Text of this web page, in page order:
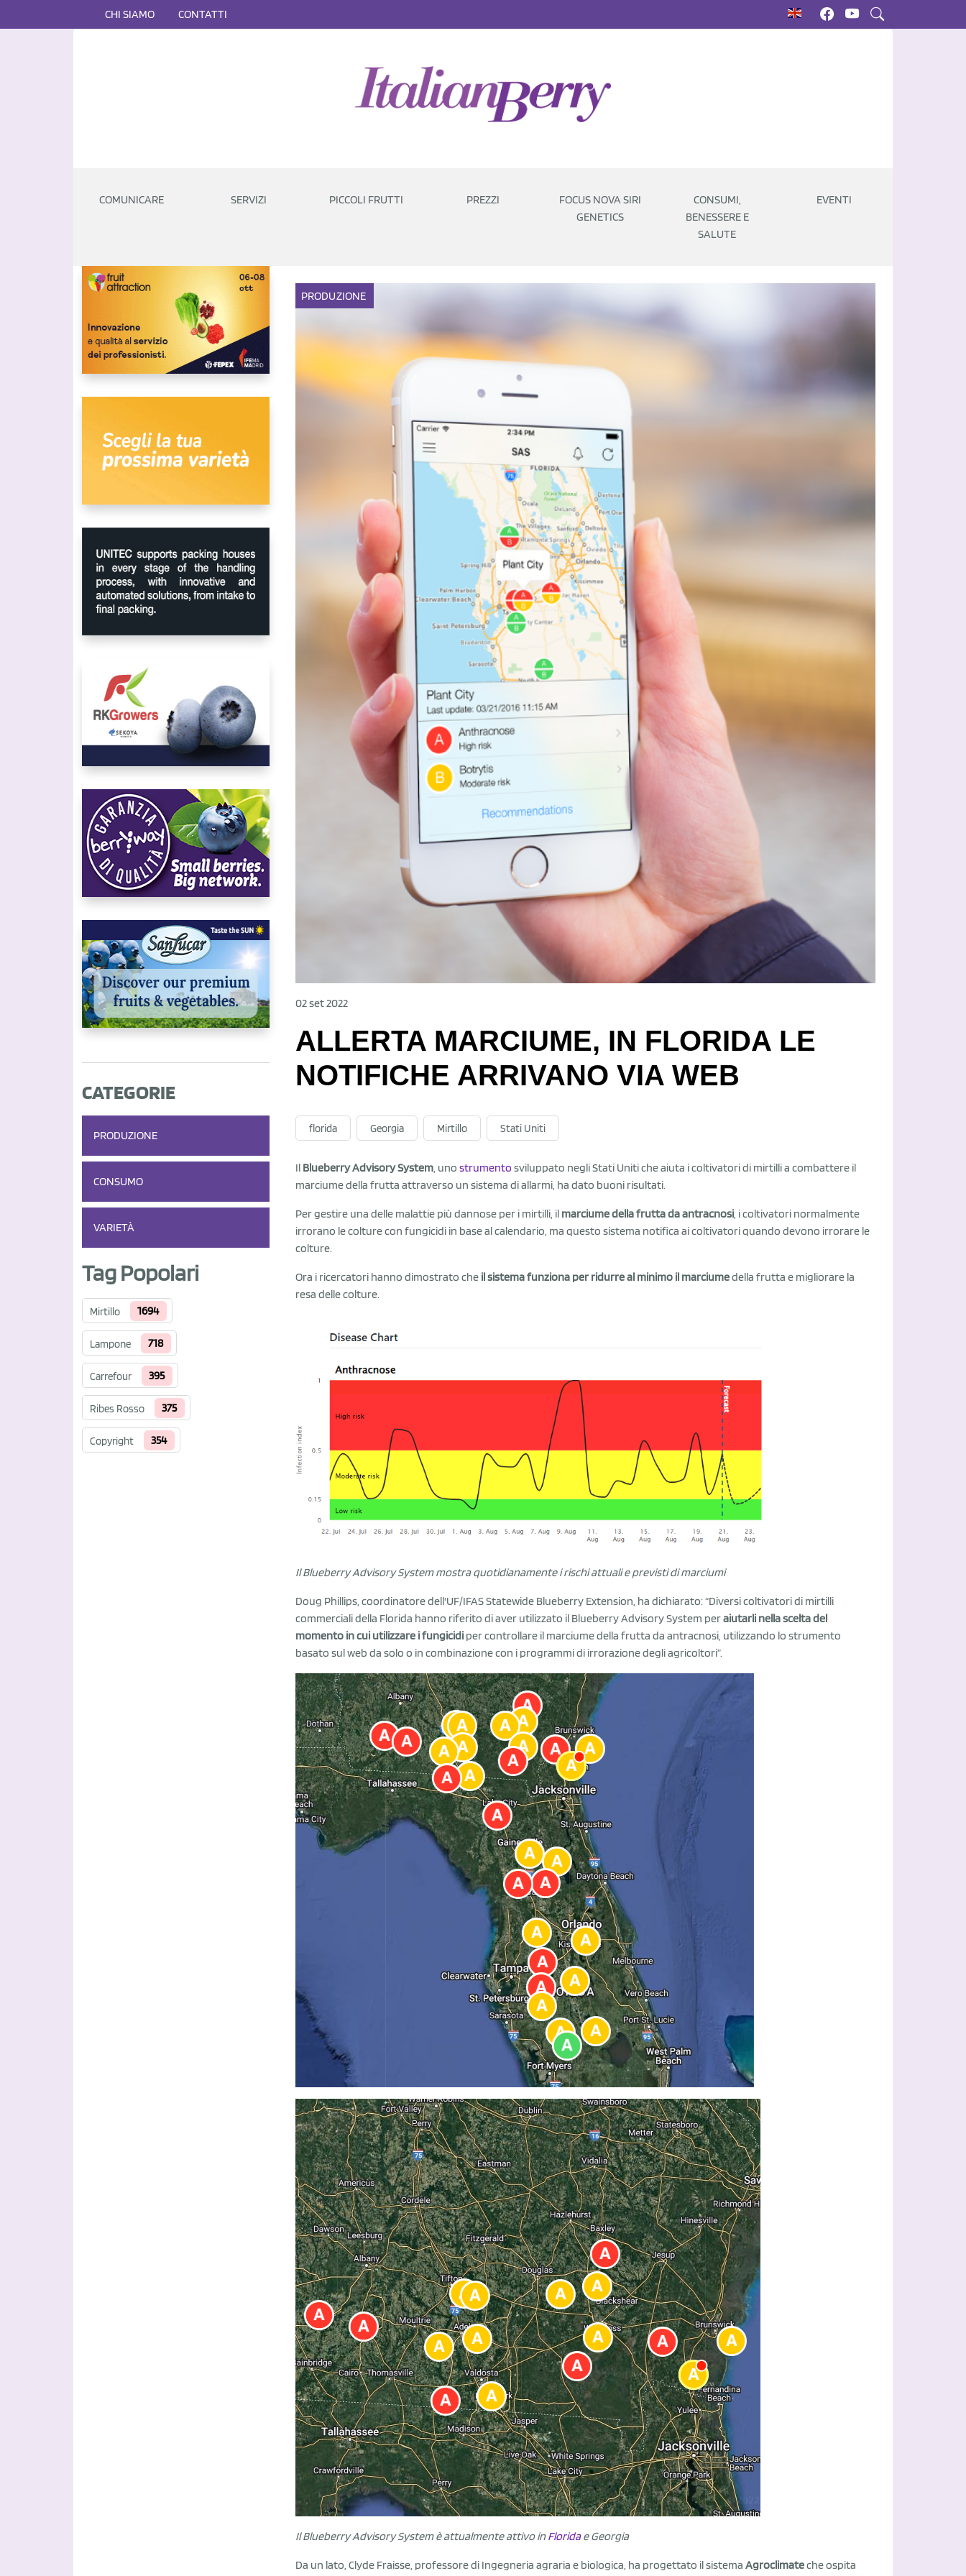
CHI SIAMO CONTATTI
COMUNICARE SERVIZI PICCOLI FRUTTI PREZZI
FOCUS NOVA SIRI
GENETICS
CONSUMI,
BENESSERE E
SALUTE
EVENTI
CATEGORIE
PRODUZIONE
CONSUMO
VARIETÀ
Tag Popolari
Mirtillo 1694
Lampone 718
Carrefour 395
Ribes Rosso 375
Copyright 354
PRODUZIONE
02 set 2022
ALLERTA MARCIUME, IN FLORIDA LE
NOTIFICHE ARRIVANO VIA WEB
florida Georgia Mirtillo Stati Uniti
Il Blueberry Advisory System , uno strumento sviluppato negli Stati Uniti che aiuta i coltivatori di mirtilli a combattere il
marciume della frutta attraverso un sistema di allarmi, ha dato buoni risultati.
Per gestire una delle malattie più dannose per i mirtilli, il marciume della frutta da antracnosi , i coltivatori normalmente
irrorano le colture con fungicidi in base al calendario, ma questo sistema notifica ai coltivatori quando devono irrorare le
colture.
Ora i ricercatori hanno dimostrato che il sistema funziona per ridurre al minimo il marciumedella frutta e migliorare la
resa delle colture.
Il Blueberry Advisory System mostra quotidianamente i rischi attuali e previsti di marciumi
Doug Phillips, coordinatore dell'UF/IFAS Statewide Blueberry Extension, ha dichiarato: “Diversi coltivatori di mirtilli
commerciali della Florida hanno riferito di aver utilizzato il Blueberry Advisory System peraiutarli nella scelta del
momento in cui utilizzare i fungicidi per controllare il marciume della frutta da antracnosi, utilizzando lo strumento
basato sul web da solo o in combinazione con i programmi di irrorazione degli agricoltori”.
Il Blueberry Advisory System è attualmente attivo inFloridae Georgia
Da un lato, Clyde Fraisse, professore di Ingegneria agraria e biologica, ha progettato il sistema Agroclimateche ospita